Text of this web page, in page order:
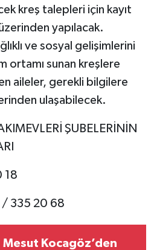
kreş talepleri için kayıt
yapılacak.
ve sosyal gelişimlerini
ortamı sunan kreşlere
aileler, gerekli bilgilere
ulaşabilecek.
ŞUBELERİNİN
18
/ 335 20 68
Mesut Kocagöz’den